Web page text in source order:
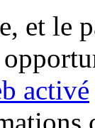
et le
activé